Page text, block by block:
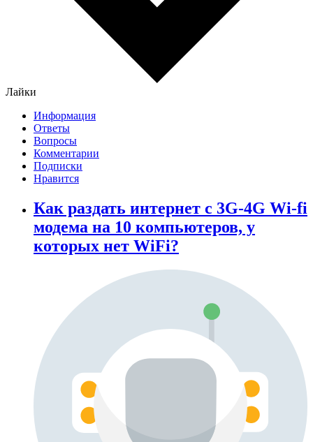
Лайки
Информация
Ответы
Вопросы
Комментарии
Подписки
Нравится
Как раздать интернет с 3G-4G Wi-fi
модема на 10 компьютеров, у
которых нет WiFi?